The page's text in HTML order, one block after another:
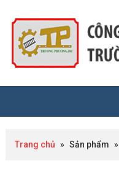
Trang chủ » Sản phẩm »